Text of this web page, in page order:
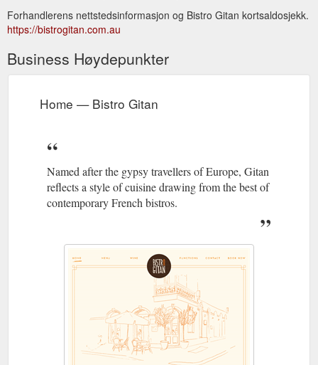
Forhandlerens nettstedsinformasjon og Bistro Gitan kortsaldosjekk.
https://bistrogitan.com.au
Business Høydepunkter
Home — Bistro Gitan
Named after the gypsy travellers of Europe, Gitan
reflects a style of cuisine drawing from the best of
contemporary French bistros.